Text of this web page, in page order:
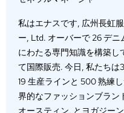
私はエナスです, 広州長虹
ー, Ltd. オーバーで 26 デ
にわたる専門知識を構築し
て国際販売. 今日, 私たちは
19 生産ラインと 500 熟練
界的なファッションブラン
オースティン, とヨガジー